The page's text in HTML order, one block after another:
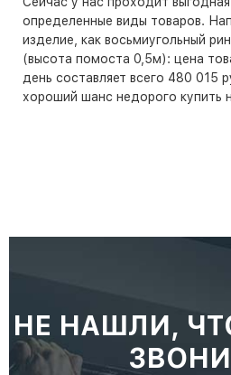
определенные виды товаров.
изделие, как восьмиугольный
(высота помоста 0,5м): цена
день составляет всего 480 015
хороший шанс недорого купить
НЕ НАШЛИ,